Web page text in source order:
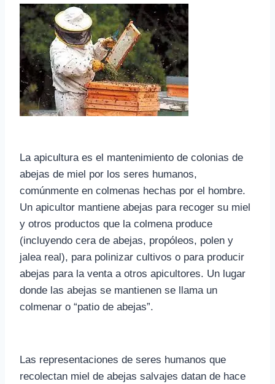
La apicultura es el mantenimiento de colonias de
abejas de miel por los seres humanos,
comúnmente en colmenas hechas por el hombre.
Un apicultor mantiene abejas para recoger su miel
y otros productos que la colmena produce
(incluyendo cera de abejas, propóleos, polen y
jalea real), para polinizar cultivos o para producir
abejas para la venta a otros apicultores. Un lugar
donde las abejas se mantienen se llama un
colmenar o “patio de abejas”.
Las representaciones de seres humanos que
recolectan miel de abejas salvajes datan de hace